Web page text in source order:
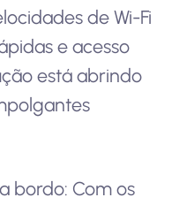
de Wi-Fi
e acesso
está abrindo
bordo: Com os